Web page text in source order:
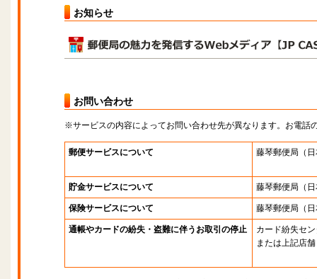
お知らせ
お問い合わせ
※サービスの内容によってお問い合わせ先が異なります。お電話
郵便サービスについて 藤琴郵便局 （
貯金サービスについて 藤琴郵便局 （
保険サービスについて 藤琴郵便局 （
通帳やカードの紛失・盗難に伴うお取引の停止
カード紛失セ
または上記店舗